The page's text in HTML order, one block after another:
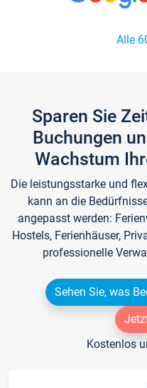
Alle
Sparen Sie
Buchungen
Wachstum
Die leistungsstarke und
kann an die
angepasst werden:
Hostels, Ferienhäuser,
professionelle
Sehen Sie, was
Kostenlos